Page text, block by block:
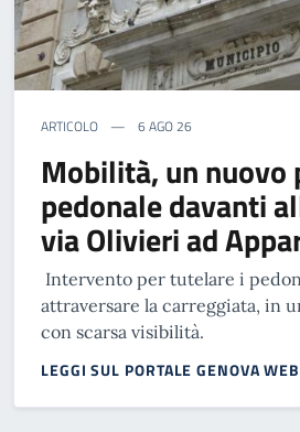
ARTICOLO 6 AGO 26
Mobilità, un nuovo
pedonale davanti
via Olivieri ad
Intervento per tutelare i
attraversare la carreggiata, in
con scarsa visibilità.
LEGGI SUL PORTALE GENOVA